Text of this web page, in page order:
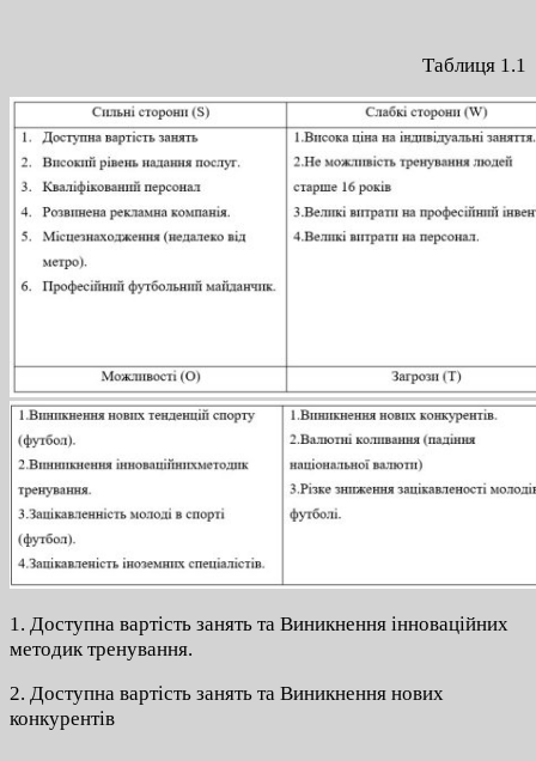
Таблиця 1.1
1. Доступна вартість занять та Виникнення інноваційних
методик тренування.
2. Доступна вартість занять та Виникнення нових
конкурентів